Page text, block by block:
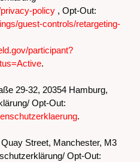
policy , Opt-Out:
guest-controls/retargeting-
participant?
.
29-32, 20354 Hamburg,
Opt-Out:
.
Street, Manchester, M3
Opt-Out: